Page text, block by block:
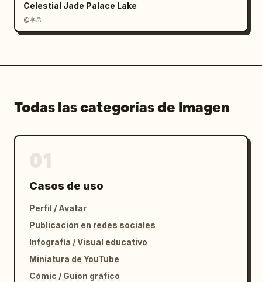
Celestial Jade Palace Lake
@李岳
Todas las categorías de Imagen
Casos de uso
Perfil / Avatar
Publicación en redes sociales
Infografía / Visual educativo
Miniatura de YouTube
Cómic / Guion gráfico